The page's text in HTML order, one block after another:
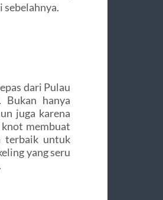
sebelahnya.
dari Pulau
Bukan hanya
juga karena
membuat
terbaik untuk
yang seru